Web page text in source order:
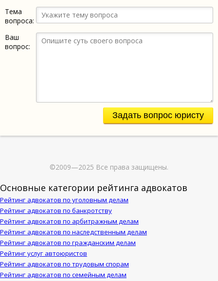
Тема
вопроса:
Ваш
вопрос:
Задать вопрос юристу
©2009—2025 Все права защищены.
Основные категории рейтинга адвокатов
Рейтинг адвокатов по уголовным делам
Рейтинг адвокатов по банкротству
Рейтинг адвокатов по арбитражным делам
Рейтинг адвокатов по наследственным делам
Рейтинг адвокатов по гражданским делам
Рейтинг услуг автоюристов
Рейтинг адвокатов по трудовым спорам
Рейтинг адвокатов по семейным делам